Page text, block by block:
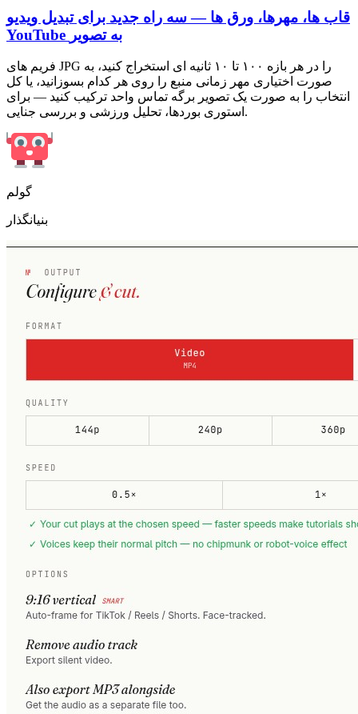
قاب ها، مهرها، ورق ها — سه راه جدید برای تبدیل ویدیو
YouTube به تصویر
فریم های JPG را در هر بازه ۱۰۰ تا ۱۰ ثانیه ای استخراج کنید، به
صورت اختیاری مهر زمانی منبع را روی هر کدام بسوزانید، یا کل
انتخاب را به صورت یک تصویر برگه تماس واحد ترکیب کنید — برای
استوری بوردها، تحلیل ورزشی و بررسی جنایی.
گولم
بنیانگذار